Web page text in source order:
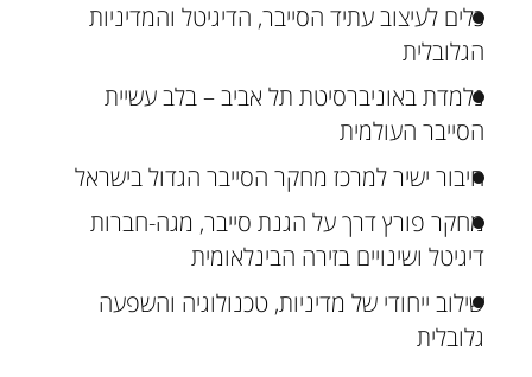
כלים לעיצוב עתיד הסייבר, הדיגיטל והמדיניות
הגלובלית
נלמדת באוניברסיטת תל אביב – בלב עשיית
הסייבר העולמית
חיבור ישיר למרכז מחקר הסייבר הגדול בישראל
מחקר פורץ דרך על הגנת סייבר, מגה-חברות
דיגיטל ושינויים בזירה הבינלאומית
שילוב ייחודי של מדיניות, טכנולוגיה והשפעה
גלובלית